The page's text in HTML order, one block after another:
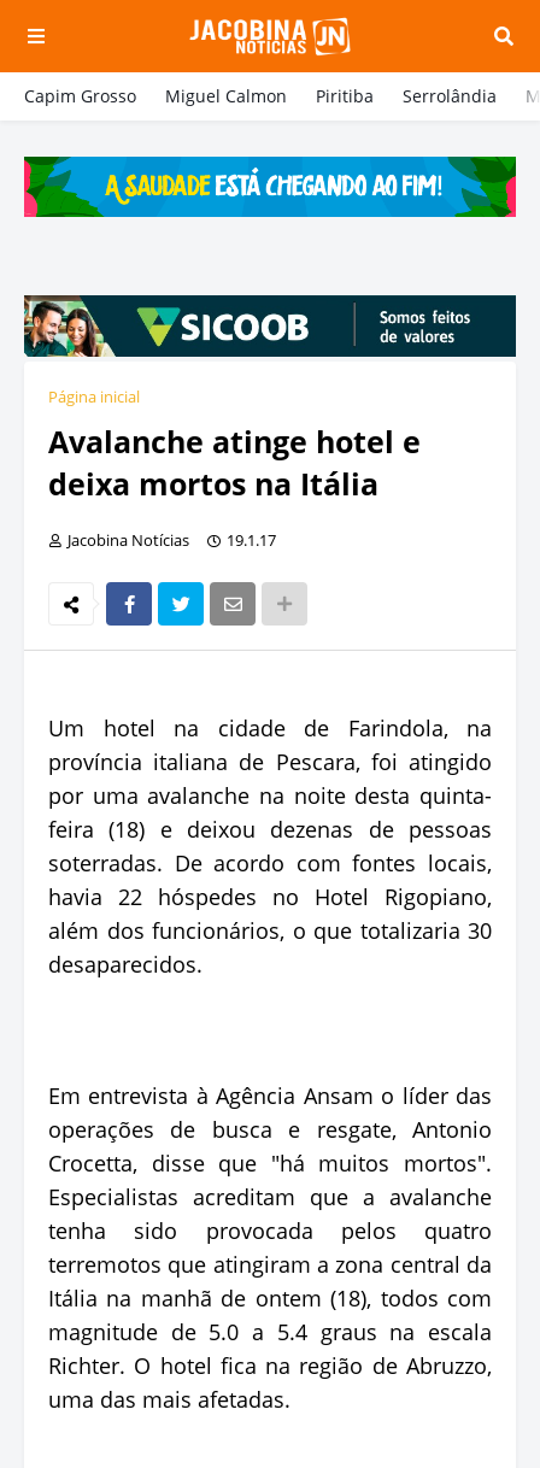
Capim Grosso Miguel Calmon Piritiba Serrolândia
Página inicial
Avalanche atinge hotel e
deixa mortos na Itália
Jacobina Notícias 19.1.17
Um hotel na cidade de Farindola, na
província italiana de Pescara, foi atingido
por uma avalanche na noite desta quinta-
feira (18) e deixou dezenas de pessoas
soterradas. De acordo com fontes locais,
havia 22 hóspedes no Hotel Rigopiano,
além dos funcionários, o que totalizaria 30
desaparecidos.
Em entrevista à Agência Ansam o líder das
operações de busca e resgate, Antonio
Crocetta, disse que "há muitos mortos".
Especialistas acreditam que a avalanche
tenha sido provocada pelos quatro
terremotos que atingiram a zona central da
Itália na manhã de ontem (18), todos com
magnitude de 5.0 a 5.4 graus na escala
Richter. O hotel fica na região de Abruzzo,
uma das mais afetadas.